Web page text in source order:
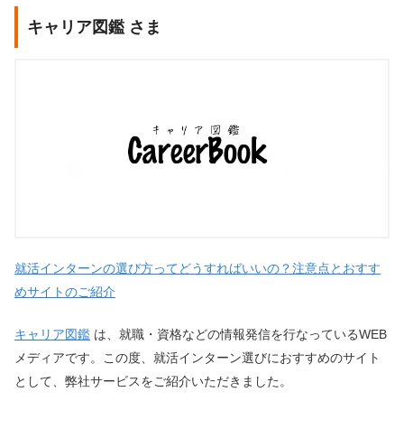
キャリア図鑑 さま
就活インターンの選び方ってどうすればいいの？注意点とおすす
めサイトのご紹介
キャリア図鑑 は、就職・資格などの情報発信を行なっているWEB
メディアです。この度、就活インターン選びにおすすめのサイト
として、弊社サービスをご紹介いただきました。